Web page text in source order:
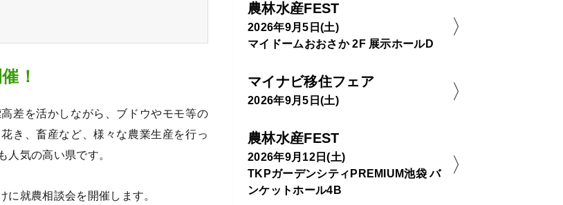
！
差を活かしながら、ブドウやモモ等の
き、畜産など、様々な農業生産を行っ
人気の高い県です。
就農相談会を開催します。
農林水産FEST
2026年9月5日(土)
マイドームおおさか 2F 展示ホールD
マイナビ移住フェア
2026年9月5日(土)
農林水産FEST
2026年9月12日(土)
TKPガーデンシティPREMIUM池袋 バ
ンケットホール4B